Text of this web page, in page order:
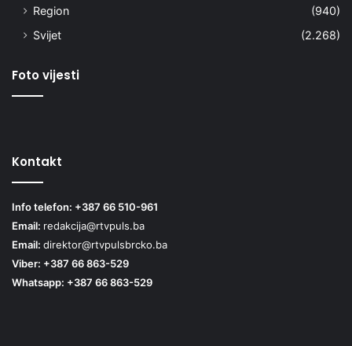
Region
(940)
Svijet
(2.268)
Foto vijesti
Kontakt
Info telefon: +387 66 510-961
Email: redakcija@rtvpuls.ba
Email: direktor@rtvpulsbrcko.ba
Viber: +387 66 863-529
Whatsapp: +387 66 863-529